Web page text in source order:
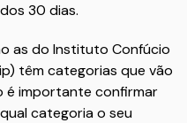
30 dias.
as do Instituto Confúcio
têm categorias que vão
é importante confirmar
categoria o seu